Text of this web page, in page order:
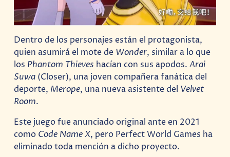
Dentro de los personajes están el protagonista,
quien asumirá el mote de Wonder, similar a lo que
los Phantom Thieves hacían con sus apodos.Arai
Suwa (Closer), una joven compañera fanática del
deporte, Merope, una nueva asistente del Velvet
Room.
Este juego fue anunciado original ante en 2021
como Code Name X, pero Perfect World Games ha
eliminado toda mención a dicho proyecto.